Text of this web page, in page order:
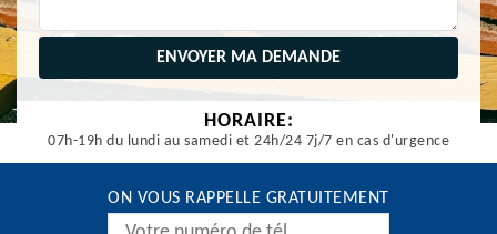
HORAIRE:
07h-19h du lundi au samedi et 24h/24 7j/7 en cas d'urgence
ON VOUS RAPPELLE GRATUITEMENT